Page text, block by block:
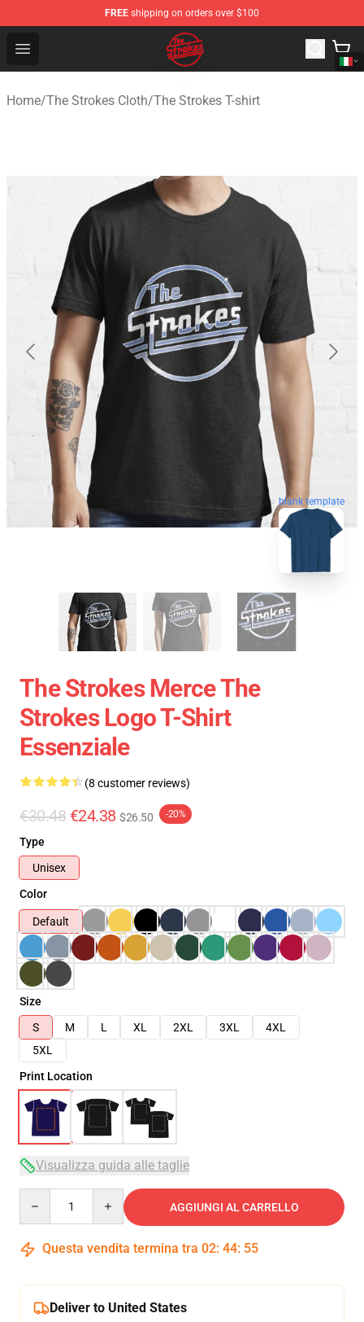
FREE shipping on orders over $100
Open menu
The Strokes Shop - Official The Strokes Merchandise
Home/The Strokes Cloth/The Strokes T-shirt
blank template
The Strokes Merce The
Strokes Logo T-Shirt
Essenziale
(8 customer reviews)
€30.48 €24.38 $26.50 -20%
Type
Unisex
Color
Default
Size
S
M L XL 2XL 3XL
4XL
5XL
Print Location
Visualizza guida alle taglie
AGGIUNGI AL CARRELLO
Questa vendita termina tra 02: 44: 54
Deliver to United States